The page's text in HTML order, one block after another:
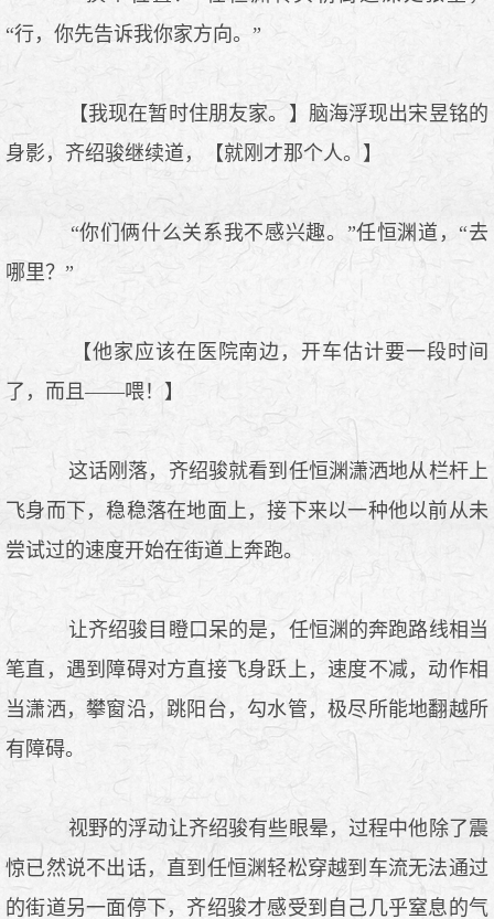
“行，你先告诉我你家方向。”
【我现在暂时住朋友家。】脑海浮现出宋昱铭的
身影，齐绍骏继续道，【就刚才那个人。】
“你们俩什么关系我不感兴趣。”任恒渊道，“去
哪里？”
【他家应该在医院南边，开车估计要一段时间
了，而且——喂！】
这话刚落，齐绍骏就看到任恒渊潇洒地从栏杆上
飞身而下，稳稳落在地面上，接下来以一种他以前从未
尝试过的速度开始在街道上奔跑。
让齐绍骏目瞪口呆的是，任恒渊的奔跑路线相当
笔直，遇到障碍对方直接飞身跃上，速度不减，动作相
当潇洒，攀窗沿，跳阳台，勾水管，极尽所能地翻越所
有障碍。
视野的浮动让齐绍骏有些眼晕，过程中他除了震
惊已然说不出话，直到任恒渊轻松穿越到车流无法通过
的街道另一面停下，齐绍骏才感受到自己几乎窒息的气